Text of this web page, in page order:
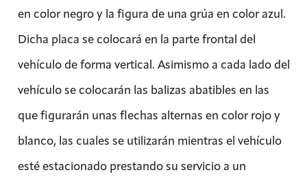
en color negro y la figura de una grúa en color azul.
Dicha placa se colocará en la parte frontal del
vehículo de forma vertical. Asimismo a cada lado del
vehículo se colocarán las balizas abatibles en las
que figurarán unas flechas alternas en color rojo y
blanco, las cuales se utilizarán mientras el vehículo
esté estacionado prestando su servicio a un